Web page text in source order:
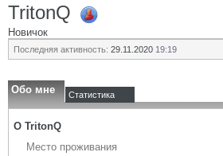
TritonQ
Новичок
Последняя активность: 29.11.2020 19:19
Обо мне Статистика
О TritonQ
Место проживания